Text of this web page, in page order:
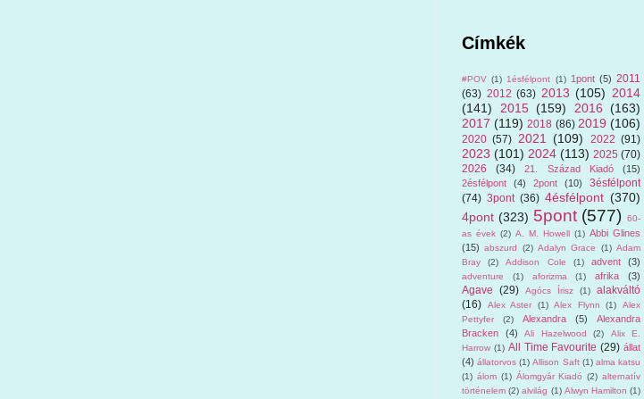
Címkék
#POV (1) 1ésfélpont (1) 1pont (5) 2011
(63) 2012 (63) 2013 (105) 2014
(141)
2015 (159) 2016
(163)
2017 (119) 2018 (86) 2019 (106)
2020 (57) 2021 (109) 2022 (91)
2023 (101) 2024 (113) 2025 (70)
2026
(34) 21. Század Kiadó
(15)
2ésfélpont
(4) 2pont (10)
3ésfélpont
(74) 3pont (36) 4ésfélpont (370)
4pont (323) 5pont (577) 60-
as évek (2) A. M. Howell (1) Abbi Glines
(15) abszurd (2) Adalyn Grace (1) Adam
Bray
(2) Addison Cole (1) advent (3)
adventure (1) aforizma (1) afrika (3)
Agave (29) Agócs Írisz (1)
alakváltó
(16)
Alex Aster (1) Alex Flynn (1)
Alex
Pettyfer
(2) Alexandra (5)
Alexandra
Bracken
(4) Ali Hazelwood (2)
Alix E.
Harrow (1) All Time Favourite (29) állat
(4) állatorvos (1) Allison Saft (1) alma katsu
(1) álom (1) Álomgyár Kiadó (2) alternatív
történelem (2) alvilág (1) Alwyn Hamilton (1)